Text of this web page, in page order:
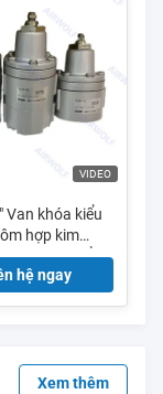
VIDEO
Van khóa kiểu
hợp kim
động 3 cổng
IL220-02 IL211-
N02 IL220-
hệ ngay
Xem thêm